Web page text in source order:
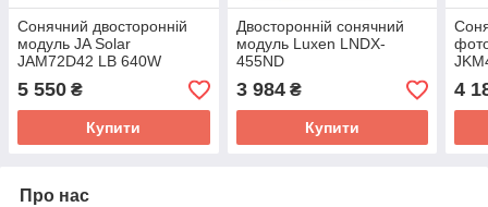
Сонячний двосторонній
модуль JA Solar
JAM72D42 LB 640W
5 550 ₴
Купити
Двосторонній сонячний
модуль Luxen LNDX-
455ND
3 984₴
Купити
4
Про нас